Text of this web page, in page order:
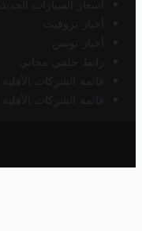
أسعار السيارات
أخبار تروفيت
أخبار تونس
رابط خلفي مجاني
قائمة الشركات الأهلية
قائمة الشركات الأهلية